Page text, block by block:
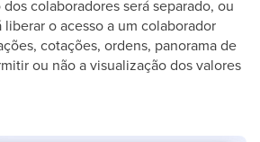
colaboradores será separado, ou
o acesso a um colaborador
cotações, ordens, panorama de
ou não a visualização dos valores